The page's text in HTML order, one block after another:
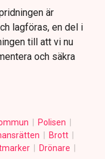
är
lagföras, en del i
till att vi nu
och säkra
Polisen
Brott
Drönare